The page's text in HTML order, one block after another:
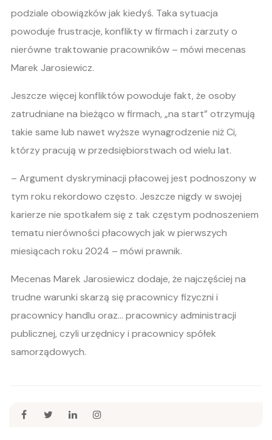
podziale obowiązków jak kiedyś. Taka sytuacja
powoduje frustracje, konflikty w firmach i zarzuty o
nierówne traktowanie pracowników – mówi mecenas
Marek Jarosiewicz.
Jeszcze więcej konfliktów powoduje fakt, że osoby
zatrudniane na bieżąco w firmach, „na start” otrzymują
takie same lub nawet wyższe wynagrodzenie niż Ci,
którzy pracują w przedsiębiorstwach od wielu lat.
– Argument dyskryminacji płacowej jest podnoszony w
tym roku rekordowo często. Jeszcze nigdy w swojej
karierze nie spotkałem się z tak częstym podnoszeniem
tematu nierówności płacowych jak w pierwszych
miesiącach roku 2024 – mówi prawnik.
Mecenas Marek Jarosiewicz dodaje, że najczęściej na
trudne warunki skarzą się pracownicy fizyczni i
pracownicy handlu oraz… pracownicy administracji
publicznej, czyli urzędnicy i pracownicy spółek
samorządowych.